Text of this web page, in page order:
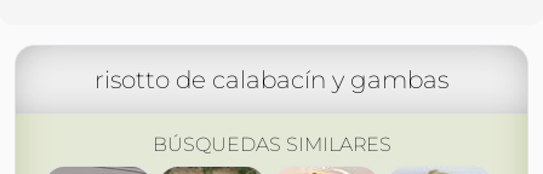
risotto de calabacín y gambas
BÚSQUEDAS SIMILARES